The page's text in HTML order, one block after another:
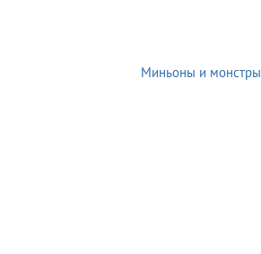
Миньоны и монстры